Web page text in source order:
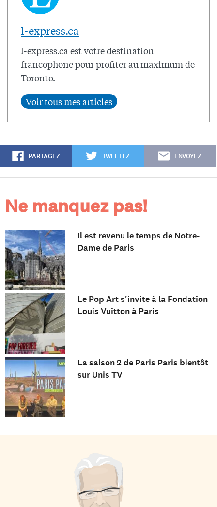
l-express.ca
l-express.ca est votre destination
francophone pour profiter au maximum de
Toronto.
PARTAGEZ TWEETEZ ENVOYEZ
Ne manquez pas!
Il est revenu le temps de Notre-
Dame de Paris
Le Pop Art s'invite à la Fondation
Louis Vuitton à Paris
La saison 2 de Paris Paris bientôt
sur Unis TV